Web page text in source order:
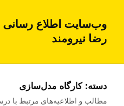
وب‌سایت اطلاع رسانی
رضا نیرومند
دسته:کارگاه مدل‌سازی
مطالب و اطلاعیه‌های مرتبط با